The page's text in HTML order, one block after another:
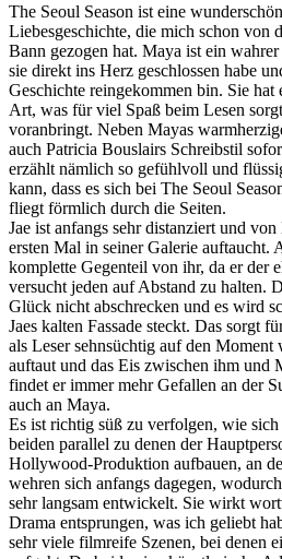
The Seoul Season ist eine
Liebesgeschichte, die mich schon von
Bann gezogen hat. Maya ist ein
sie direkt ins Herz geschlossen habe
Geschichte reingekommen bin. Sie hat
Art, was für viel Spaß beim Lesen
voranbringt. Neben Mayas
auch Patricia Bouslairs Schreibstil
erzählt nämlich so gefühlvoll und
kann, dass es sich bei The Seoul
fliegt förmlich durch die Seiten.
Jae ist anfangs sehr distanziert und
ersten Mal in seiner Galerie auftaucht.
komplette Gegenteil von ihr, da er der
versucht jeden auf Abstand zu halten.
Glück nicht abschrecken und es wird
Jaes kalten Fassade steckt. Das sorgt
als Leser sehnsüchtig auf den Moment
auftaut und das Eis zwischen ihm und
findet er immer mehr Gefallen an der
auch an Maya.
Es ist richtig süß zu verfolgen, wie
beiden parallel zu denen der
Hollywood-Produktion aufbauen, an
wehren sich anfangs dagegen,
sehr langsam entwickelt. Sie wirkt
Drama entsprungen, was ich geliebt
sehr viele filmreife Szenen, bei denen